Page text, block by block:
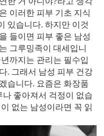
이러한 피부 기초 지식
있습니다. 하지만 이것
들이면 피부 좋은 남성
그루밍족이 대세입니
까지는 관리는 필수입
. 그래서 남성 피부 건강
습니다. 요즘은 화장품
좋아져서 걱정이 없습
없는 남성이라면 꼭 읽